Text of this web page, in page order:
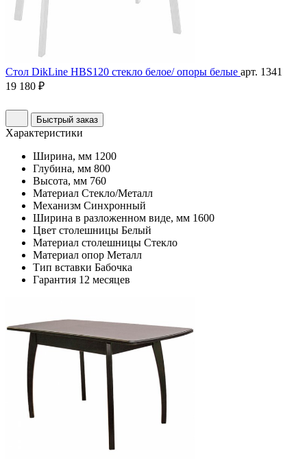
Стол DikLine HBS120 стекло белое/ опоры белые арт. 1341
19 180 ₽
Быстрый заказ
Характеристики
Ширина, мм 1200
Глубина, мм 800
Высота, мм 760
Материал Стекло/Металл
Механизм Синхронный
Ширина в разложенном виде, мм 1600
Цвет столешницы Белый
Материал столешницы Стекло
Материал опор Металл
Тип вставки Бабочка
Гарантия 12 месяцев